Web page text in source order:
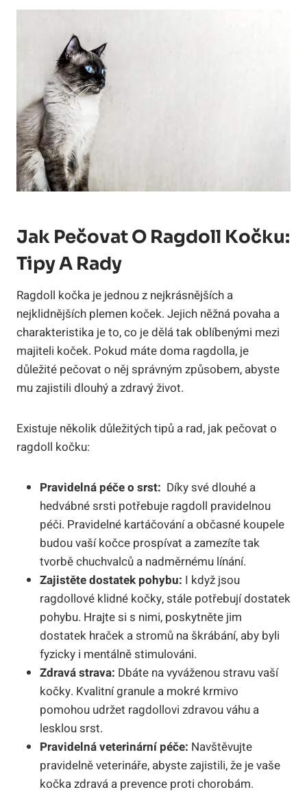
Jak Pečovat O Ragdoll Kočku:
Tipy A ‌rady
Ragdoll kočka⁢ je jednou z nejkrásnějších a
⁣nejklidnějších plemen koček. Jejich něžná povaha a
charakteristika je to, co ​je dělá tak oblíbenými mezi
majiteli koček. Pokud máte⁣ doma ragdolla, je
⁤důležité pečovat o něj správným způsobem, abyste
‍mu zajistili ‌dlouhý a zdravý život.
Existuje několik důležitých tipů a rad, jak pečovat o
ragdoll kočku:
Pravidelná péče​ o srst: ⁤ Díky své dlouhé a
hedvábné srsti potřebuje⁤ ragdoll pravidelnou
péči. Pravidelné kartáčování a občasné koupele
budou vaší kočce prospívat a zamezíte tak
tvorbě ⁣chuchvalců a nadměrnému línání.
Zajistěte dostatek pohybu: I když jsou
ragdollové klidné kočky, stále ‍potřebují dostatek
pohybu. ​Hrajte si s nimi, poskytněte⁤ jim
dostatek hraček a stromů na ⁢škrábání, aby byli
fyzicky i​ mentálně stimulováni.
Zdravá⁢ strava: Dbáte na vyváženou stravu vaší
kočky. Kvalitní​ granule a mokré krmivo
pomohou‍ udržet ragdollovi zdravou váhu a
lesklou srst.
Pravidelná veterinární péče: Navštěvujte
pravidelně veterináře, abyste zajistili, že je vaše
kočka zdravá a prevence ⁣proti ‍chorobám.